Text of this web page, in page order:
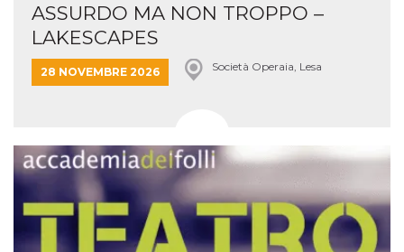
ASSURDO MA NON TROPPO –
LAKESCAPES
28 NOVEMBRE 2026 Società Operaia, Lesa